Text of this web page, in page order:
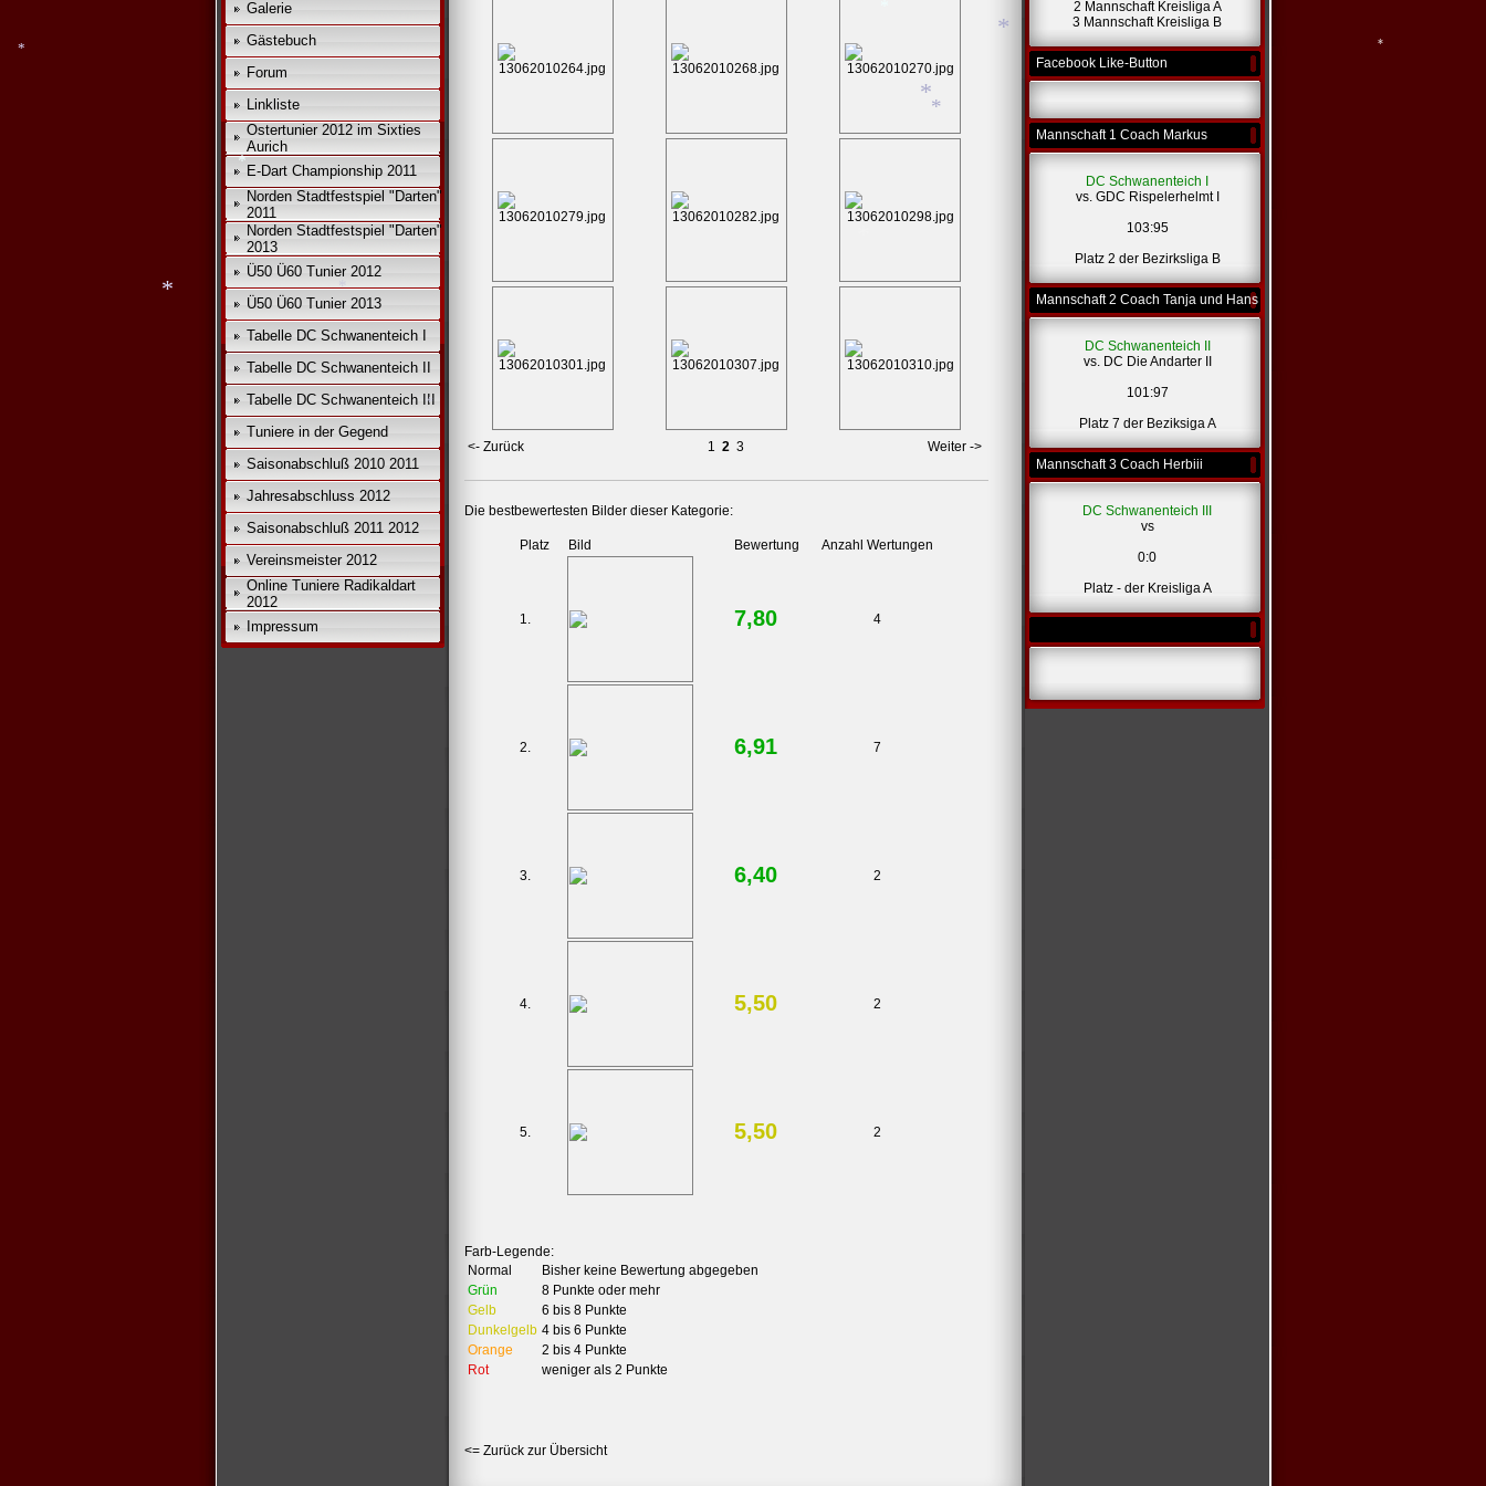
Galerie
Gästebuch
Forum
Linkliste
Ostertunier 2012 im Sixties
Aurich
E-Dart Championship 2011
Norden Stadtfestspiel "Darten"
2011
Norden Stadtfestspiel "Darten"
2013
Ü50 Ü60 Tunier 2012
Ü50 Ü60 Tunier 2013
Tabelle DC Schwanenteich I
Tabelle DC Schwanenteich II
Tabelle DC Schwanenteich III
Tuniere in der Gegend
Saisonabschluß 2010 2011
Jahresabschluss 2012
Saisonabschluß 2011 2012
Vereinsmeister 2012
Online Tuniere Radikaldart
2012
Impressum
<- Zurück 1 2 3 Weiter ->
Die bestbewertesten Bilder dieser Kategorie:
Platz Bild Bewertung Anzahl Wertungen
1. 7,80 4
2. 6,91 7
3. 6,40 2
4. 5,50 2
5. 5,50 2
Farb-Legende:
Normal
Bisher keine Bewertung abgegeben
Grün
8 Punkte oder mehr
Gelb
6 bis 8 Punkte
Dunkelgelb 4 bis 6 Punkte
Orange
2 bis 4 Punkte
Rot
weniger als 2 Punkte
<= Zurück zur Übersicht
2 Mannschaft Kreisliga A
3 Mannschaft Kreisliga B
Facebook Like-Button
Mannschaft 1 Coach Markus
DC Schwanenteich I
vs. GDC Rispelerhelmt I
103:95
Platz 2 der Bezirksliga B
Mannschaft 2 Coach Tanja und Hans
DC Schwanenteich II
vs. DC Die Andarter II
101:97
Platz 7 der Beziksiga A
Mannschaft 3 Coach Herbiii
DC Schwanenteich III
vs
0:0
Platz - der Kreisliga A
*
*
*
*